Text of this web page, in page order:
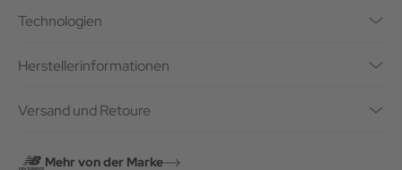
Technologien
Herstellerinformationen
Versand und Retoure
Mehr von der Marke